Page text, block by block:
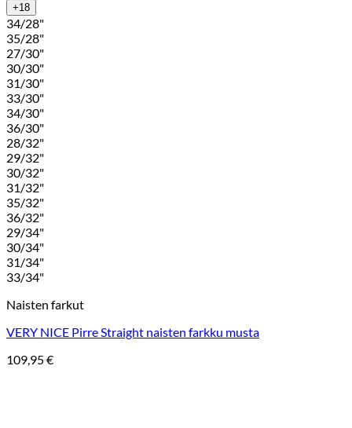
+18
34/28"
35/28"
27/30"
30/30"
31/30"
33/30"
34/30"
36/30"
28/32"
29/32"
30/32"
31/32"
35/32"
36/32"
29/34"
30/34"
31/34"
33/34"
Naisten farkut
VERY NICE Pirre Straight naisten farkku musta
109,95€